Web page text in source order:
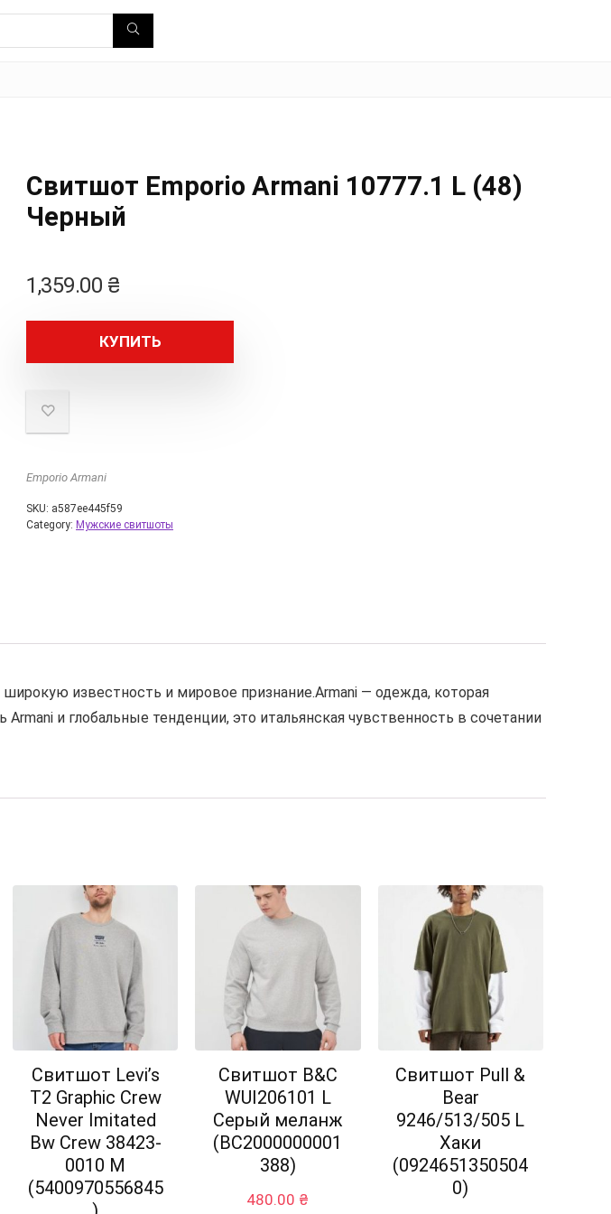
Свитшот Emporio Armani 10777.1 L (48)
Черный
1,359.00 ₴
КУПИТЬ
Emporio Armani
SKU: a587ee445f59
Category: Мужские свитшоты
известность и мировое признание.Armani — одежда, которая
и глобальные тенденции, это итальянская чувственность в сочетании
Свитшот Levi’s
T2 Graphic Crew
Never Imitated
Bw Crew 38423-
0010 M
(5400970556845
Свитшот B&C
WUI206101 L
Серый меланж
(BC2000000001
388)
480.00 ₴
Свитшот Pull &
Bear
9246/513/505 L
Хаки
(0924651350504
0)